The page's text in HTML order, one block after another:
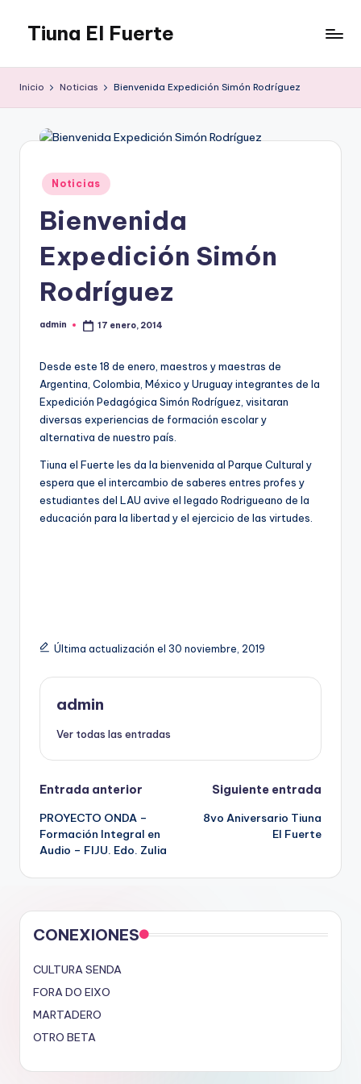
contenido
Tiuna El Fuerte
Espacio
arte
Caracas,
Teatro,
Estudio
Grabación,
Anfiteatros,
Acrobacia,
DanceHall,
Investigación,
Tienda
Inicio Noticias Bienvenida Expedición Simón Rodríguez
Publicado
en
Noticias
Bienvenida
Expedición Simón
Rodríguez
Publicado
admin 17 enero, 2014
Desde este 18 de enero, maestros y maestras de
Argentina, Colombia, México y Uruguay integrantes de la
Expedición Pedagógica Simón Rodríguez, visitaran
diversas experiencias de formación escolar y
alternativa de nuestro país.
Tiuna el Fuerte les da la bienvenida al Parque Cultural y
espera que el intercambio de saberes entres profes y
estudiantes del LAU avive el legado Rodrigueano de la
educación para la libertad y el ejercicio de las virtudes.
Última actualización el 30 noviembre, 2019
admin
Ver todas las entradas
Navegación
de
entradas
Entrada anterior
PROYECTO ONDA –
Formación Integral en
Audio – FIJU. Edo. Zulia
Siguiente entrada
8vo Aniversario Tiuna
El Fuerte
CONEXIONES
CULTURA SENDA
FORA DO EIXO
MARTADERO
OTRO BETA